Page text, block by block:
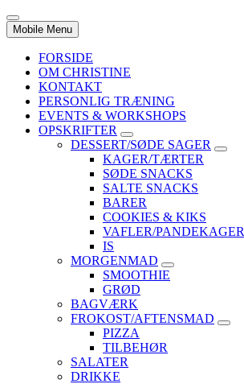
Mobile Menu
FORSIDE
OM CHRISTINE
KONTAKT
PERSONLIG TRÆNING
EVENTS & WORKSHOPS
OPSKRIFTER
DESSERT/SØDE SAGER
KAGER/TÆRTER
SØDE SNACKS
SALTE SNACKS
BARER
COOKIES & KIKS
VAFLER/PANDEKAGER
IS
MORGENMAD
SMOOTHIE
GRØD
BAGVÆRK
FROKOST/AFTENSMAD
PIZZA
TILBEHØR
SALATER
DRIKKE